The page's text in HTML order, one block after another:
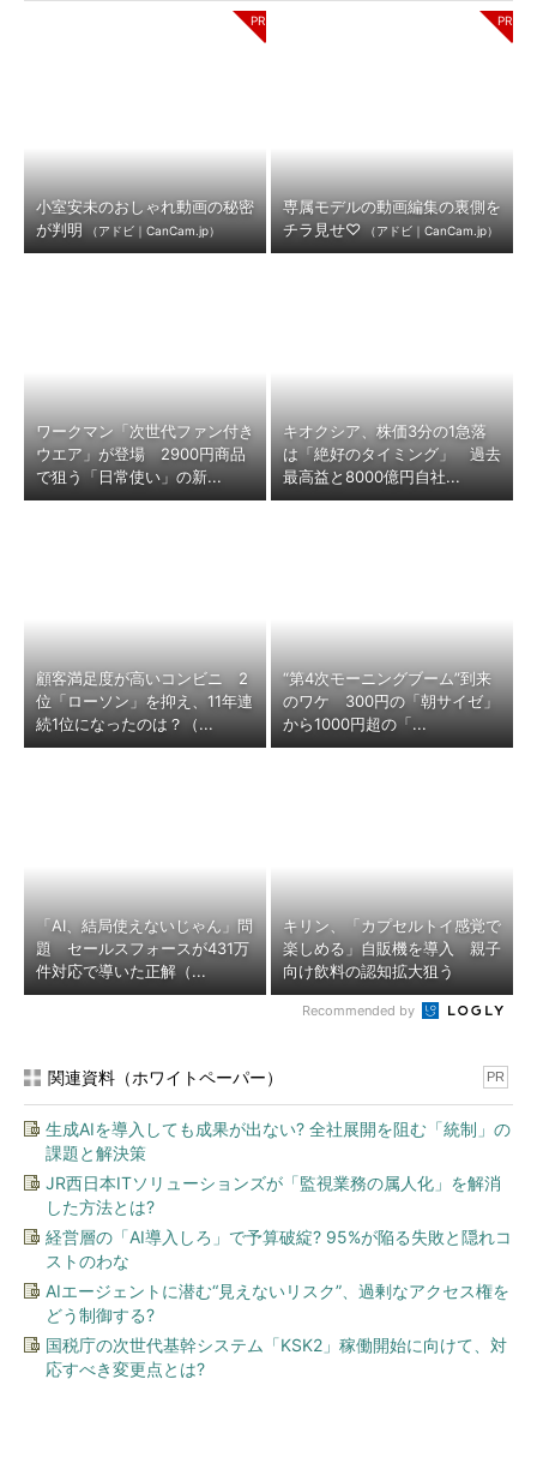
小室安未のおしゃれ動画の秘密
が判明
（アドビ｜CanCam.jp）
専属モデルの動画編集の裏側を
チラ見せ♡
（アドビ｜CanCam.jp）
ワークマン「次世代ファン付き
ウエア」が登場 2900円商品
で狙う「日常使い」の新...
キオクシア、株価3分の1急落
は「絶好のタイミング」 過去
最高益と8000億円自社...
顧客満足度が高いコンビニ 2
位「ローソン」を抑え、11年連
続1位になったのは？（...
“第4次モーニングブーム”到来
のワケ 300円の「朝サイゼ」
から1000円超の「...
「AI、結局使えないじゃん」問
題 セールスフォースが431万
件対応で導いた正解（...
キリン、「カプセルトイ感覚で
楽しめる」自販機を導入 親子
向け飲料の認知拡大狙う
Recommended by
関連資料（ホワイトペーパー） PR
生成AIを導入しても成果が出ない? 全社展開を阻む「統制」の
課題と解決策
JR西日本ITソリューションズが「監視業務の属人化」を解消
した方法とは?
経営層の「AI導入しろ」で予算破綻? 95%が陥る失敗と隠れコ
ストのわな
AIエージェントに潜む“見えないリスク”、過剰なアクセス権を
どう制御する?
国税庁の次世代基幹システム「KSK2」稼働開始に向けて、対
応すべき変更点とは?